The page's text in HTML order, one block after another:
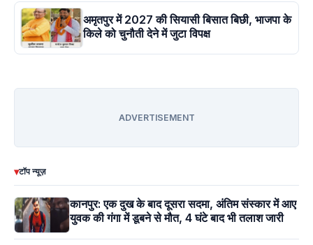
अमृतपुर में 2027 की सियासी बिसात बिछी, भाजपा के
किले को चुनौती देने में जुटा विपक्ष
ADVERTISEMENT
▾टॉप न्यूज़
कानपुर: एक दुख के बाद दूसरा सदमा, अंतिम संस्कार में आए
युवक की गंगा में डूबने से मौत, 4 घंटे बाद भी तलाश जारी